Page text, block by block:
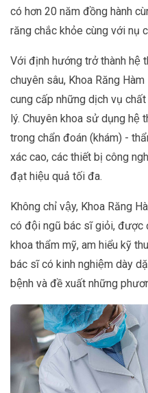
có hơn 20 năm đồng hành
răng chắc khỏe cùng với nụ
Với định hướng trở thành hệ
chuyên sâu, Khoa Răng
cung cấp những dịch vụ
lý. Chuyên khoa sử dụng hệ
trong chẩn đoán (khám) -
xác cao, các thiết bị công
đạt hiệu quả tối đa.
Không chỉ vậy, Khoa Răng
có đội ngũ bác sĩ giỏi, được
khoa thẩm mỹ, am hiểu kỹ
bác sĩ có kinh nghiệm dày
bệnh và đề xuất những